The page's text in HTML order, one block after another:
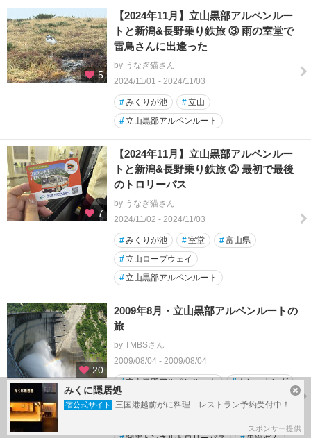
5
【2024年11月】立山黒部アルペンルー
トと新潟&長野乗り鉄旅 ③ 雨の室堂で
雷鳥さんに出逢った
by うなぎ猫さん
2024/11/01 - 2024/11/03
#みくりが池 #立山
#立山黒部アルペンルート
7
【2024年11月】立山黒部アルペンルー
トと新潟&長野乗り鉄旅 ② 最初で最後
のトロリーバス
by うなぎ猫さん
2024/11/02 - 2024/11/03
#みくりが池 #室堂 #富山県
#立山ロープウェイ
#立山黒部アルペンルート
20
2009年8月・立山黒部アルペンルートの
旅
by TMBSさん
2009/08/04 - 2009/08/04
#立山黒部アルペンルート #トレッキング
# トロリーバス
富山地方鉄道
みくに隠居処
宿公式サイト 三国港越前がに料理 レストラン予約受付中！
スポンサー提供